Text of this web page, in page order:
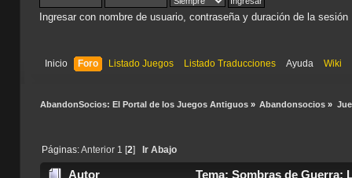
Ingresar con nombre de usuario, contraseña y duración de la sesión
Inicio Foro Listado Juegos Listado Traducciones Ayuda Wiki
AbandonSocios: El Portal de los Juegos Antiguos» Abandonsocios »
Páginas:Anterior 1 [2] Ir Abajo
Autor Tema: Sombras de Guerra: